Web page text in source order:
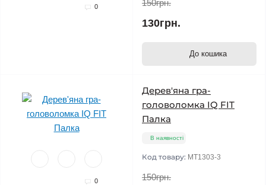
0 150грн.
130грн.
До кошика
0
Дерев'яна гра-
головоломка IQ FIT
Палка
В наявності
Код товару: MT1303-3
150грн.